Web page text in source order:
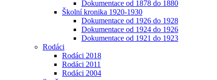
Dokumentace od 1878 do 1880
Školní kronika 1920-1930
Dokumentace od 1926 do 1928
Dokumentace od 1924 do 1926
Dokumentace od 1921 do 1923
Rodáci
Rodáci 2018
Rodáci 2011
Rodáci 2004